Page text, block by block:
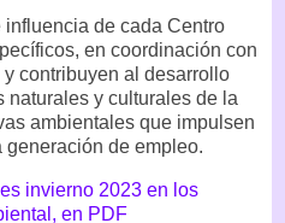
de cada Centro
en coordinación con
contribuyen al desarrollo
naturales y culturales de la
ambientales que impulsen
generación de empleo.
invierno 2023 en los
en PDF